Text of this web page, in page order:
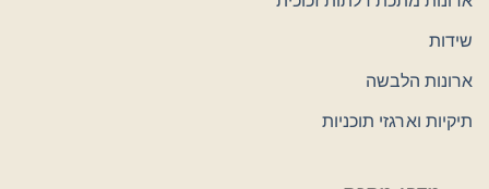
שידות
ארונות הלבשה
תיקיות וארגזי תוכניות